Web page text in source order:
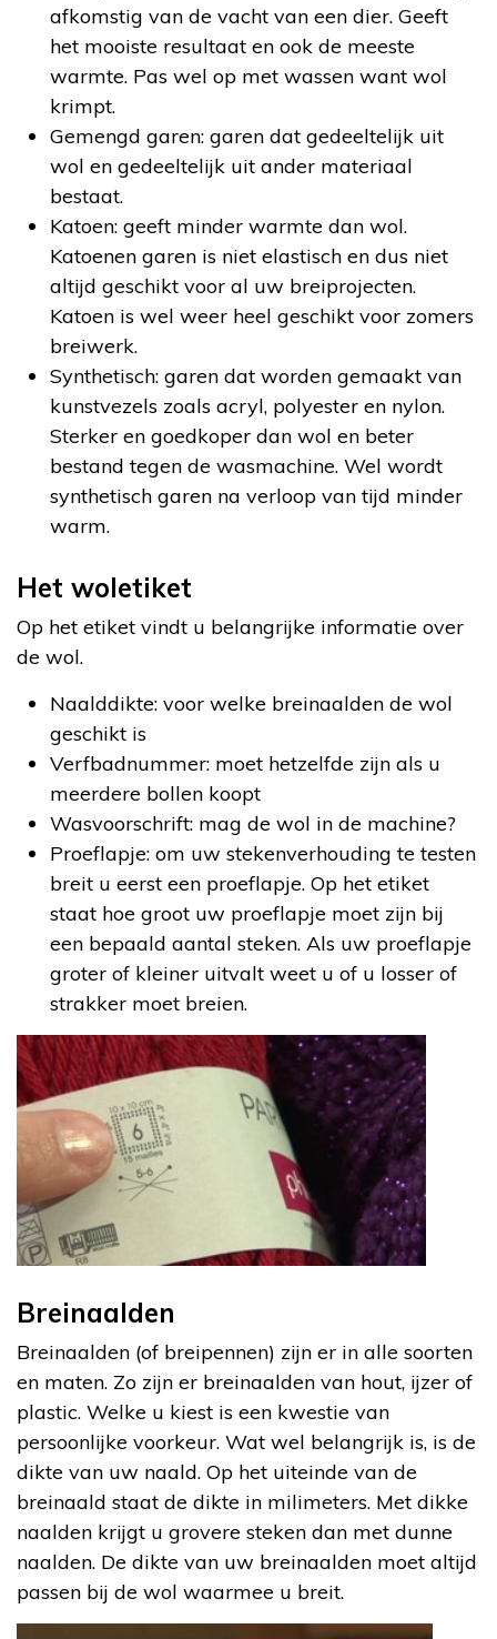
afkomstig van de vacht van een dier. Geeft
het mooiste resultaat en ook de meeste
warmte. Pas wel op met wassen want wol
krimpt.
Gemengd garen: garen dat gedeeltelijk uit
wol en gedeeltelijk uit ander materiaal
bestaat.
Katoen: geeft minder warmte dan wol.
Katoenen garen is niet elastisch en dus niet
altijd geschikt voor al uw breiprojecten.
Katoen is wel weer heel geschikt voor zomers
breiwerk.
Synthetisch: garen dat worden gemaakt van
kunstvezels zoals acryl, polyester en nylon.
Sterker en goedkoper dan wol en beter
bestand tegen de wasmachine. Wel wordt
synthetisch garen na verloop van tijd minder
warm.
Het woletiket
Op het etiket vindt u belangrijke informatie over
de wol.
Naalddikte: voor welke breinaalden de wol
geschikt is
Verfbadnummer: moet hetzelfde zijn als u
meerdere bollen koopt
Wasvoorschrift: mag de wol in de machine?
Proeflapje: om uw stekenverhouding te testen
breit u eerst een proeflapje. Op het etiket
staat hoe groot uw proeflapje moet zijn bij
een bepaald aantal steken. Als uw proeflapje
groter of kleiner uitvalt weet u of u losser of
strakker moet breien.
Breinaalden
Breinaalden (of breipennen) zijn er in alle soorten
en maten. Zo zijn er breinaalden van hout, ijzer of
plastic. Welke u kiest is een kwestie van
persoonlijke voorkeur. Wat wel belangrijk is, is de
dikte van uw naald. Op het uiteinde van de
breinaald staat de dikte in milimeters. Met dikke
naalden krijgt u grovere steken dan met dunne
naalden. De dikte van uw breinaalden moet altijd
passen bij de wol waarmee u breit.